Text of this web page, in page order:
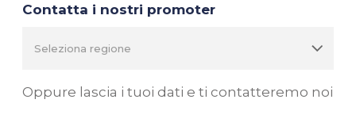
Contatta i nostri promoter
Oppure lascia i tuoi dati e ti contatteremo noi